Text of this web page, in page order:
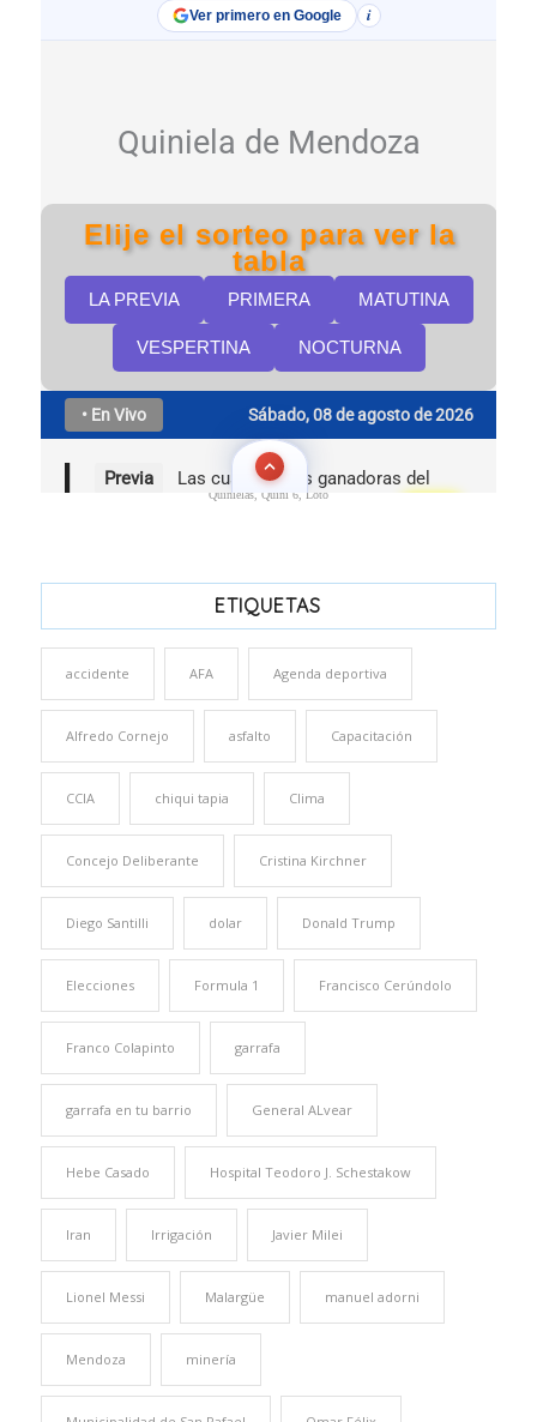
Quinielas, Quini 6, Loto
ETIQUETAS
accidente AFA Agenda deportiva
Alfredo Cornejo asfalto Capacitación
CCIA chiqui tapia Clima
Concejo Deliberante Cristina Kirchner
Diego Santilli dolar Donald Trump
Elecciones Formula 1 Francisco Cerúndolo
Franco Colapinto garrafa
garrafa en tu barrio General ALvear
Hebe Casado Hospital Teodoro J. Schestakow
Iran Irrigación Javier Milei
Lionel Messi Malargüe manuel adorni
Mendoza minería